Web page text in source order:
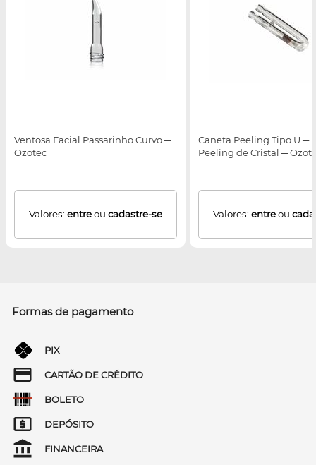
Ventosa Facial Passarinho Curvo ─
Ozotec
Valores: entreou cadastre-se
Caneta Peeling Tipo U ─
Peeling de Cristal ─
Valores: entreou
Formas de pagamento
PIX
CARTÃO DE CRÉDITO
BOLETO
DEPÓSITO
FINANCEIRA